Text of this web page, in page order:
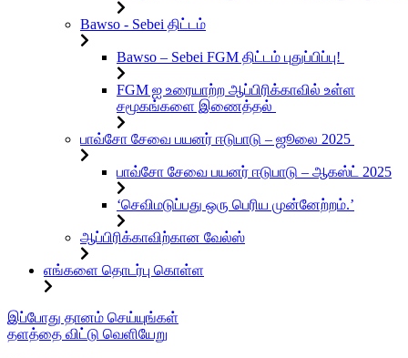
Bawso - Sebei திட்டம்
Bawso – Sebei FGM திட்டம் புதுப்பிப்பு!
FGM ஐ உரையாற்ற ஆப்பிரிக்காவில் உள்ள
சமூகங்களை இணைத்தல்
பாவ்சோ சேவை பயனர் ஈடுபாடு – ஜூலை 2025
பாவ்சோ சேவை பயனர் ஈடுபாடு – ஆகஸ்ட் 2025
‘செவிமடுப்பது ஒரு பெரிய முன்னேற்றம்.’
ஆப்பிரிக்காவிற்கான வேல்ஸ்
எங்களை தொடர்பு கொள்ள
உள்ளடக்கத்திற்கு
செல்க
இப்போது தானம் செய்யுங்கள்
தளத்தை விட்டு வெளியேறு